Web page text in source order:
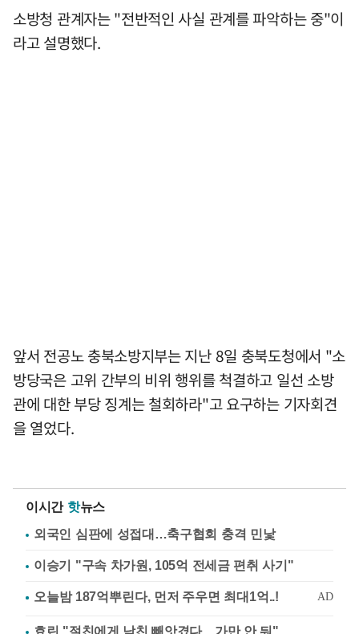
소방청 관계자는 "전반적인 사실 관계를 파악하는 중"이
라고 설명했다.
앞서 전공노 충북소방지부는 지난 8일 충북도청에서 "소
방당국은 고위 간부의 비위 행위를 척결하고 일선 소방
관에 대한 부당 징계는 철회하라"고 요구하는 기자회견
을 열었다.
이시간 핫뉴스
외국인 심판에 성접대…축구협회 충격 민낯
이승기 "구속 차가원, 105억 전세금 편취 사기"
효린 "절친에게 남친 빼앗겼다…가만 안 둬"